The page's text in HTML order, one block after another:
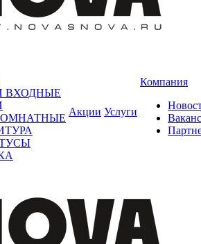
ВХОДНЫЕ
Акции Услуги
Компания